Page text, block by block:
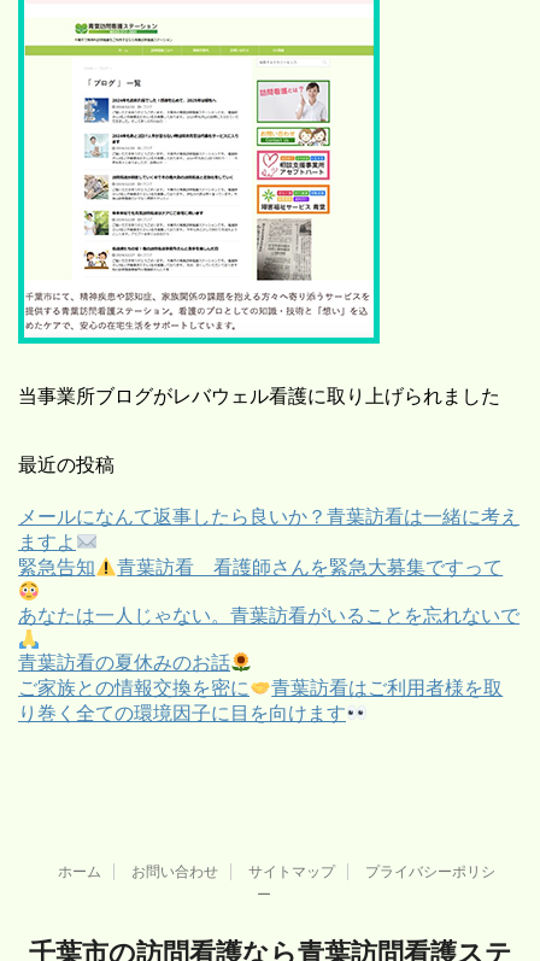
当事業所ブログがレバウェル看護に取り上げられました
最近の投稿
メールになんて返事したら良いか？青葉訪看は一緒に考え
ますよ
緊急告知
青葉訪看 看護師さんを緊急大募集ですって
あなたは一人じゃない。青葉訪看がいることを忘れないで
青葉訪看の夏休みのお話
ご家族との情報交換を密に
青葉訪看はご利用者様を取
り巻く全ての環境因子に目を向けます
ホーム お問い合わせ サイトマップ
プライバシーポリシ
ー
千葉市の訪問看護なら青葉訪問看護ステ